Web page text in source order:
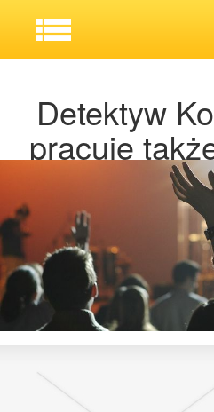
Detektyw
pracuje